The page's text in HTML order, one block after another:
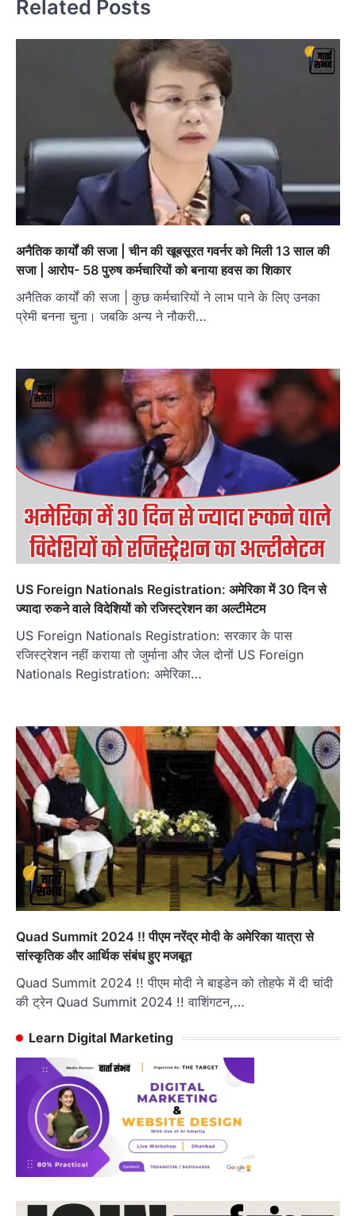
Related Posts
अनैतिक कार्यों की सजा | चीन की खूबसूरत गवर्नर को मिली 13 साल की
सजा | आरोप- 58 पुरुष कर्मचारियों को बनाया हवस का शिकार
अनैतिक कार्यों की सजा | कुछ कर्मचारियों ने लाभ पाने के लिए उनका
प्रेमी बनना चुना। जबकि अन्य ने नौकरी…
US Foreign Nationals Registration: अमेरिका में 30 दिन से
ज्यादा रुकने वाले विदेशियों को रजिस्ट्रेशन का अल्टीमेटम
US Foreign Nationals Registration: सरकार के पास
रजिस्ट्रेशन नहीं कराया तो जुर्माना और जेल दोनों US Foreign
Nationals Registration: अमेरिका…
Quad Summit 2024 !! पीएम नरेंद्र मोदी के अमेरिका यात्रा से
सांस्कृतिक और आर्थिक संबंध हुए मजबूत
Quad Summit 2024 !! पीएम मोदी ने बाइडेन को तोहफे में दी चांदी
की ट्रेन Quad Summit 2024 !! वाशिंगटन,…
Learn Digital Marketing